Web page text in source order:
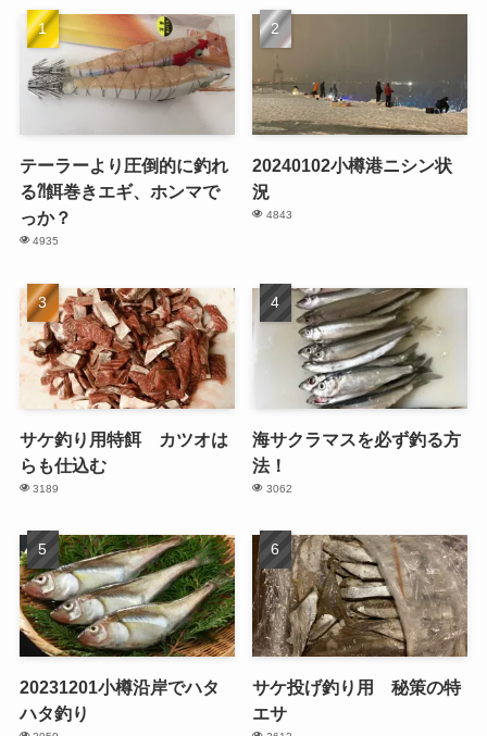
テーラーより圧倒的に釣れ
る⁈餌巻きエギ、ホンマで
っか？
4935
20240102小樽港ニシン状
況
4843
サケ釣り用特餌 カツオは
らも仕込む
3189
海サクラマスを必ず釣る方
法！
3062
20231201小樽沿岸でハタ
ハタ釣り
サケ投げ釣り用 秘策の特
エサ